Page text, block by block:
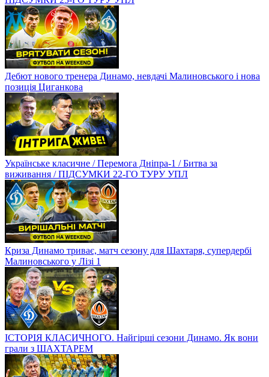
Дебют нового тренера Динамо, невдачі Малиновського і нова
позиція Циганкова
Українське класичне / Перемога Дніпра-1 / Битва за
виживання / ПІДСУМКИ 22-ГО ТУРУ УПЛ
Криза Динамо триває, матч сезону для Шахтаря, супердербі
Малиновського у Лізі 1
ІСТОРІЯ КЛАСИЧНОГО. Найгірші сезони Динамо. Як вони
грали з ШАХТАРЕМ